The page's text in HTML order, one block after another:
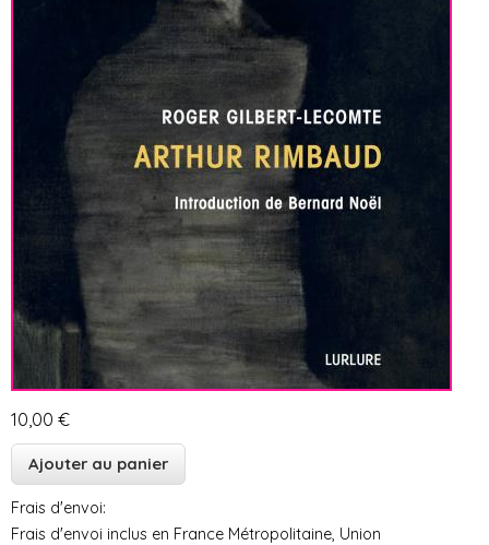
10,00 €
Frais d'envoi:
Frais d'envoi inclus en France Métropolitaine, Union